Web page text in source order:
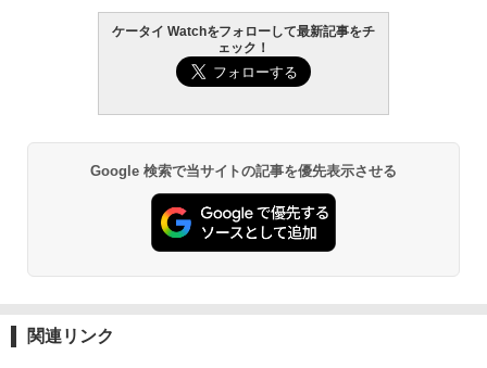
ケータイ Watchをフォローして最新記事をチ
ェック！
Google 検索で当サイトの記事を優先表示させる
関連リンク